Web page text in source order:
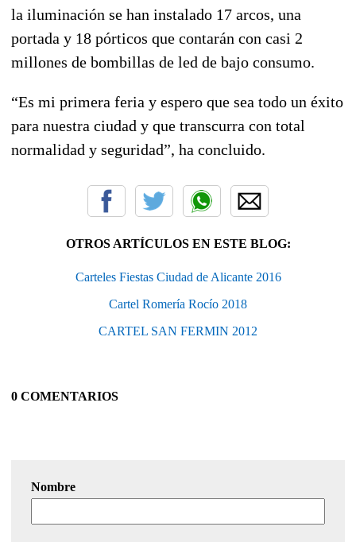
la iluminación se han instalado 17 arcos, una
portada y 18 pórticos que contarán con casi 2
millones de bombillas de led de bajo consumo.
“Es mi primera feria y espero que sea todo un éxito
para nuestra ciudad y que transcurra con total
normalidad y seguridad”, ha concluido.
OTROS ARTÍCULOS EN ESTE BLOG:
Carteles Fiestas Ciudad de Alicante 2016
Cartel Romería Rocío 2018
CARTEL SAN FERMIN 2012
0 COMENTARIOS
Nombre